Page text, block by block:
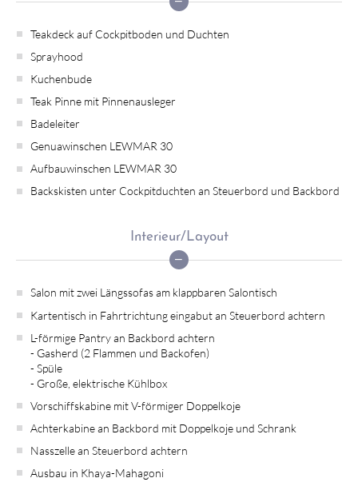
Teakdeck auf Cockpitboden und Duchten
Sprayhood
Kuchenbude
Teak Pinne mit Pinnenausleger
Badeleiter
Genuawinschen LEWMAR 30
Aufbauwinschen LEWMAR 30
Backskisten unter Cockpitduchten an Steuerbord und Backbord
Interieur/Layout
Salon mit zwei Längssofas am klappbaren Salontisch
Kartentisch in Fahrtrichtung eingabut an Steuerbord achtern
L-förmige Pantry an Backbord achtern
- Gasherd (2 Flammen und Backofen)
- Spüle
- Große, elektrische Kühlbox
Vorschiffskabine mit V-förmiger Doppelkoje
Achterkabine an Backbord mit Doppelkoje und Schrank
Nasszelle an Steuerbord achtern
Ausbau in Khaya-Mahagoni